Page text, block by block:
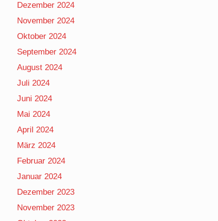
Dezember 2024
November 2024
Oktober 2024
September 2024
August 2024
Juli 2024
Juni 2024
Mai 2024
April 2024
März 2024
Februar 2024
Januar 2024
Dezember 2023
November 2023